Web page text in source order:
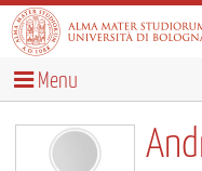
Menu